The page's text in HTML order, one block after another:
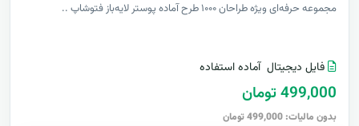
مجموعه حرفه‌ای ویژه طراحان ۱۰۰۰ طرح آماده پوستر لایه‌باز فتوشاپ ..
فایل دیجیتال آماده استفاده
499,000 تومان
بدون مالیات: 499,000 تومان